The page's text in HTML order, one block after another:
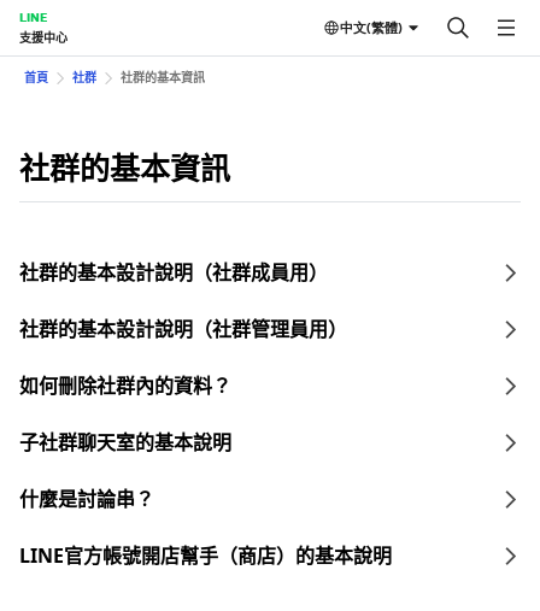
LINE
支援中心
中文(繁體)
首頁 社群 社群的基本資訊
社群的基本資訊
社群的基本設計說明（社群成員用）
社群的基本設計說明（社群管理員用）
如何刪除社群內的資料？
子社群聊天室的基本說明
什麼是討論串？
LINE官方帳號開店幫手（商店）的基本說明